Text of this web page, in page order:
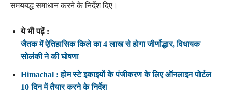
समयबद्ध समाधान करने के निर्देश दिए।
ये भी पढ़ें :
जैतक में ऐतिहासिक किले का 4 लाख से होगा जीर्णोद्धार, विधायक
सोलंकी ने की घोषणा
Himachal : होम स्टे इकाइयों के पंजीकरण के लिए ऑनलाइन पोर्टल
10 दिन में तैयार करने के निर्देश